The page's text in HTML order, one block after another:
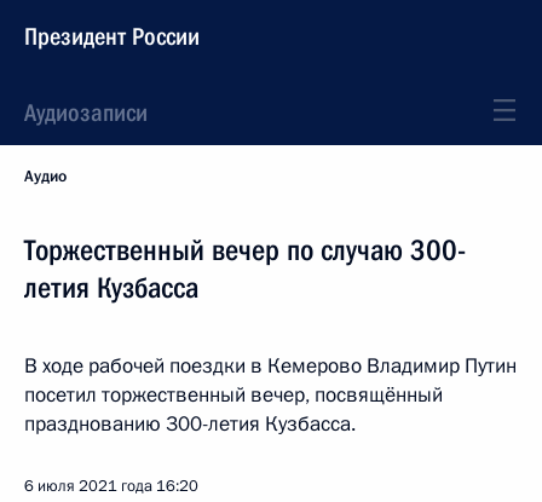
Президент России
Аудиозаписи
Аудио
Торжественный вечер по случаю 300-
летия Кузбасса
В ходе рабочей поездки в Кемерово Владимир Путин
посетил торжественный вечер, посвящённый
празднованию 300-летия Кузбасса.
6 июля 2021 года 16:20